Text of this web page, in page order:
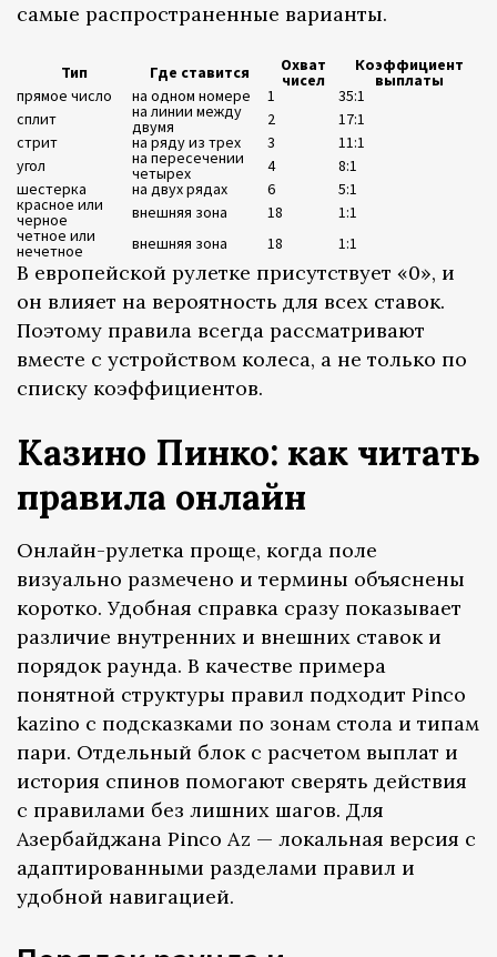
самые распространенные варианты.
Тип Где ставится Охват
чисел
Коэффициент
выплаты
прямое число на одном номере 1
35:1
сплит
на линии между
двумя 2
17:1
стрит
на ряду из трех 3
11:1
угол
на пересечении
четырех 4
8:1
шестерка
на двух рядах 6 5:1
красное или
черное внешняя зона 18
1:1
четное или
нечетное внешняя зона 18 1:1
В европейской рулетке присутствует «0», и
он влияет на вероятность для всех ставок.
Поэтому правила всегда рассматривают
вместе с устройством колеса, а не только по
списку коэффициентов.
Казино Пинко: как читать
правила онлайн
Онлайн-рулетка проще, когда поле
визуально размечено и термины объяснены
коротко. Удобная справка сразу показывает
различие внутренних и внешних ставок и
порядок раунда. В качестве примера
понятной структуры правил подходит Pinco
kazino с подсказками по зонам стола и типам
пари. Отдельный блок с расчетом выплат и
история спинов помогают сверять действия
с правилами без лишних шагов. Для
Азербайджана Pinco Az — локальная версия с
адаптированными разделами правил и
удобной навигацией.